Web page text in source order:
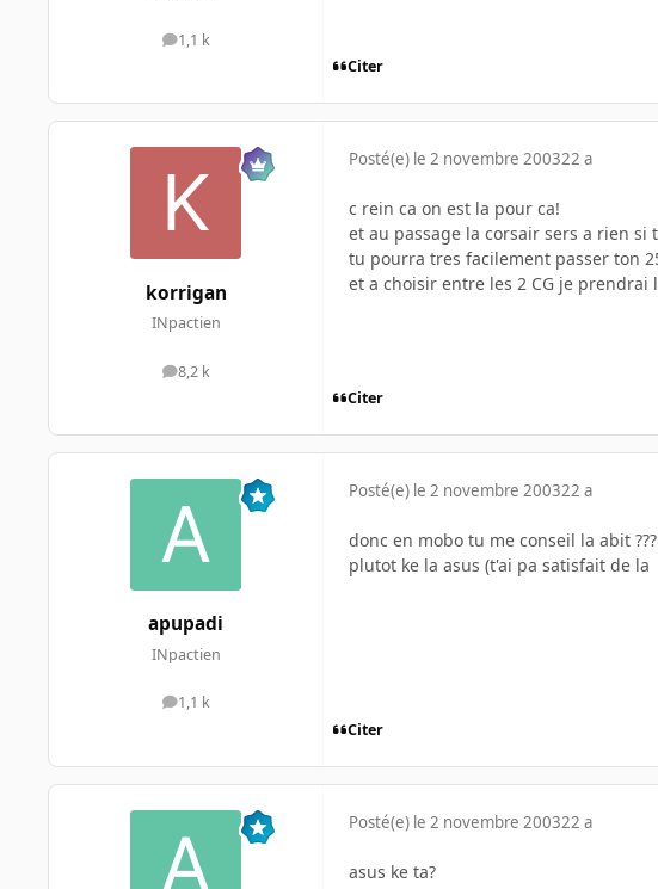
1,1 k
messages
Citer
korrigan
INpactien
8,2 k
messages
Posté(e) le 2 novembre 200322 a
c rein ca on est la pour ca!
et au passage la corsair sers a rien si
tu pourra tres facilement passer ton
et a choisir entre les 2 CG je prendrai
Citer
apupadi
INpactien
1,1 k
messages
Posté(e) le 2 novembre 200322 a
donc en mobo tu me conseil la abit ???
plutot ke la asus (t'ai pa satisfait de la
Citer
Posté(e) le 2 novembre 200322 a
asus ke ta?